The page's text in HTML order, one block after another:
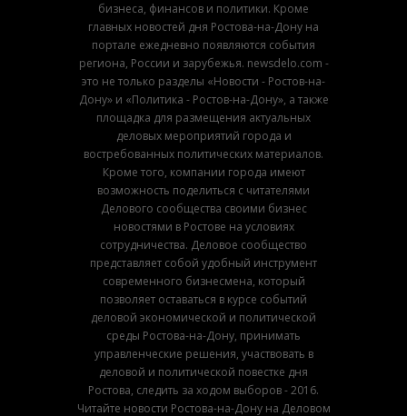
бизнеса, финансов и политики. Кроме
главных новостей дня Ростова-на-Дону на
портале ежедневно появляются события
региона, России и зарубежья. newsdelo.com -
это не только разделы «Новости - Ростов-на-
Дону» и «Политика - Ростов-на-Дону», а также
площадка для размещения актуальных
деловых мероприятий города и
востребованных политических материалов.
Кроме того, компании города имеют
возможность поделиться с читателями
Делового сообщества своими бизнес
новостями в Ростове на условиях
сотрудничества. Деловое сообщество
представляет собой удобный инструмент
современного бизнесмена, который
позволяет оставаться в курсе событий
деловой экономической и политической
среды Ростова-на-Дону, принимать
управленческие решения, участвовать в
деловой и политической повестке дня
Ростова, следить за ходом выборов - 2016.
Читайте новости Ростова-на-Дону на Деловом